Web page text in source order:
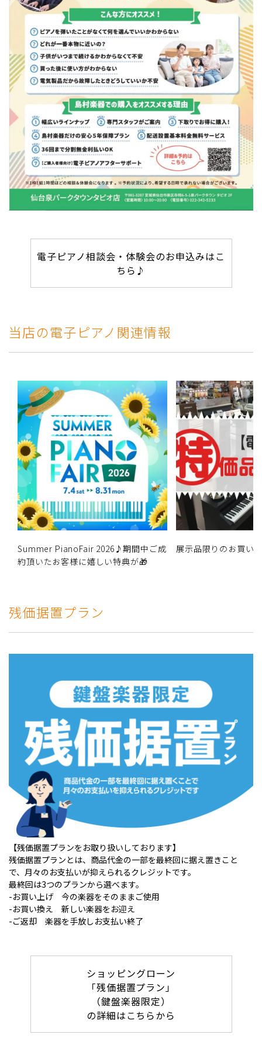
電子ピアノ相談会・体験会のお申込みはこ
ちら♪
当店の電子ピアノ関連情報
Summer PianoFair 2026♪期間中ご成
約頂いたお客様に嬉しい特典が🎁
展示品限りのお買い
残価据置プラン
【残価据置プランをお取り扱いしております】
残価据置プランとは、商品代金の一部を最終回に据え置きこと
で、月々のお支払いが抑えられるクレジットです。
最終回は3つのプランから選べます。
-お買い上げ 今の楽器をそのままご使用
-お買い換え 新しい楽器をお迎え
-ご返却 楽器を手放しお支払い終了
ショッピングローン
「残価据置プラン」
（鍵盤楽器限定）
の詳細はこちらから